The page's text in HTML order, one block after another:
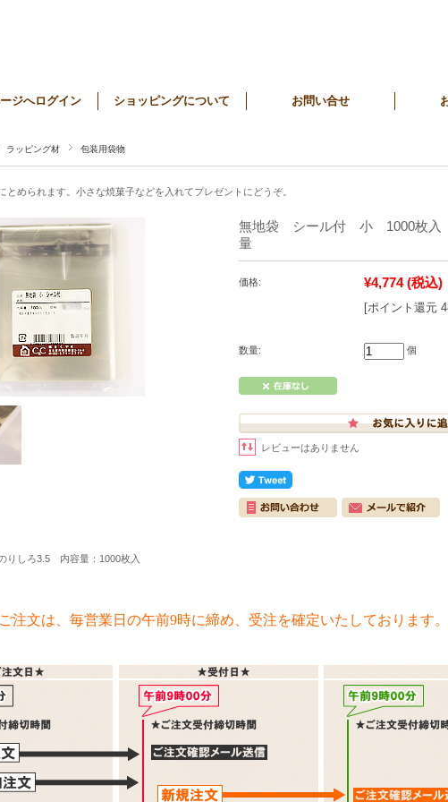
ジへログイン ショッピングについて お問い合せ
ラッピング材 包装用袋物
とめられます。小さな焼菓子などを入れてプレゼントにどうぞ。
無地袋 シール付 小 1000枚入
量
価格: ¥4,774 (税込)
[ポイント還元
数量: 個
レビューはありません
りしろ3.5 内容量：1000枚入
注文は、毎営業日の午前9時に締め、受注を確定いたしております。